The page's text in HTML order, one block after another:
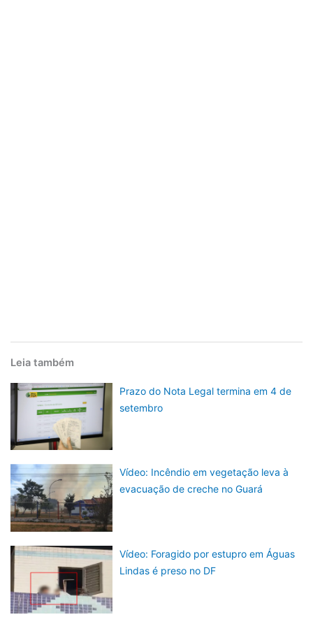
Leia também
Prazo do Nota Legal termina em 4 de
setembro
Vídeo: Incêndio em vegetação leva à
evacuação de creche no Guará
Vídeo: Foragido por estupro em Águas
Lindas é preso no DF